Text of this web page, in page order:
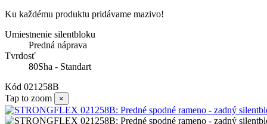
Ku každému produktu pridávame mazivo!
Umiestnenie silentbloku
Predná náprava
Tvrdosť
80Sha - Standart
Kód 021258B
Tap to zoom
×